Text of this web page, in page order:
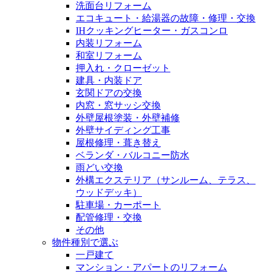
洗面台リフォーム
エコキュート・給湯器の故障・修理・交換
IHクッキングヒーター・ガスコンロ
内装リフォーム
和室リフォーム
押入れ・クローゼット
建具・内装ドア
玄関ドアの交換
内窓・窓サッシ交換
外壁屋根塗装・外壁補修
外壁サイディング工事
屋根修理・葺き替え
ベランダ・バルコニー防水
雨どい交換
外構エクステリア（サンルーム、テラス、
ウッドデッキ）
駐車場・カーポート
配管修理・交換
その他
物件種別で選ぶ
一戸建て
マンション・アパートのリフォーム